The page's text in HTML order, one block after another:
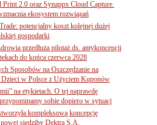
2.0 oraz Synappx Cloud Capture.
ekosystem rozwiązań
potencjalny koszt kolejnej dużej
gospodarki
przedłuża pilotaż ds. antykoncepcji
do końca czerwca 2028
Sposobów na Oszczędzanie na
w Polsce z Użyciem Kuponów
na etykietach. O tej naprawdę
sobie dopiero w sytuacj
kompleksową koncepcję